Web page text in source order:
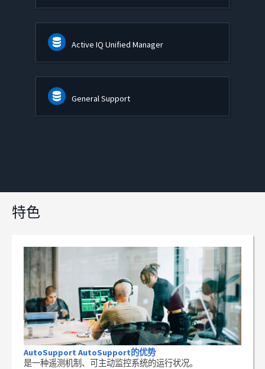
Active IQ Unified Manager
General Support
特色
AutoSupport AutoSupport的优势
是一种遥测机制、可主动监控系统的运行状况。